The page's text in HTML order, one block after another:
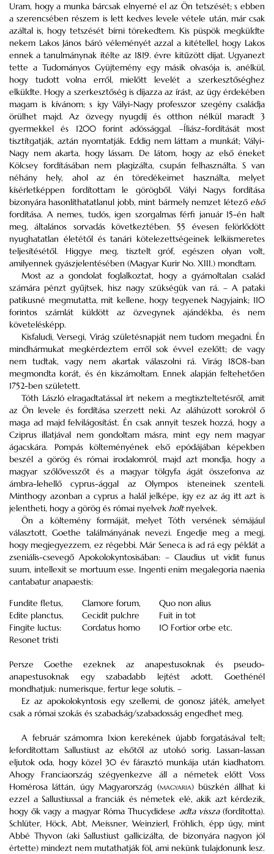
Uram, hogy a munka bárcsak elnyerné el az Ön tetszését; s ebben
a szerencsében részem is lett kedves levele vétele után, már csak
azáltal is, hogy tetszését bírni törekedtem. Kis püspök megküldte
nekem Lakos János báró véleményét azzal a kitétellel, hogy Lakos
ennek a tanulmánynak ítélte az 1819. évre kitűzött díjat. Ugyanezt
tette a Tudományos Gyüjtemény egy másik olvasója is, anélkül,
hogy tudott volna erről, mielőtt levelét a szerkesztőséghez
elküldte. Hogy a szerkesztőség is díjazza az írást, az ügy érdekében
magam is kívánom; s így Vályi-Nagy professzor szegény családja
örülhet majd. Az özvegy nyugdíj és otthon nélkül maradt 3
gyermekkel és 1200 forint adóssággal. –Íliász-fordítását most
tisztítgatják, aztán nyomtatják. Eddig nem láttam a munkát; Vályi-
Nagy nem akarta, hogy lássam. De látom, hogy az első éneket
Kölcsey fordításában nem plagizálta, csupán felhasználta. S van
néhány hely, ahol az én töredékeimet használta, melyet
kísérletképpen fordítottam le görögből. Vályi Nagys fordítása
bizonyára hasonlíthatatlanul jobb, mint bármely nemzet létező első
fordítása. A nemes, tudós, igen szorgalmas férfi január 15-én halt
meg, általános sorvadás következtében. 55 évesen felörlődött
nyughatatlan életétől és tanári kötelezettségeinek lelkiismeretes
teljesítésétől. Higgye meg, tisztelt gróf, egészen olyan volt,
amilyennek gyászjelentésében (Magyar Kurir No. XIII.) mondtam.
Most az a gondolat foglalkoztat, hogy a gyámoltalan család
számára pénzt gyűjtsek, hisz nagy szükségük van rá. – A pataki
patikusné megmutatta, mit kellene, hogy tegyenek Nagyjaink; 110
forintos számlát küldött az özvegynek ajándékba, és nem
követelésképp.
Kisfaludi, Versegi, Virág születésnapját nem tudom megadni. Én
mindhármukat megkérdeztem erről sok évvel ezelőtt; de vagy
nem tudtak, vagy nem akartak válaszolni rá. Virág 1808-ban
megmondta korát, és én kiszámoltam. Ennek alapján feltehetően
1752-ben született.
Tóth László elragadtatással írt nekem a megtiszteltetésről, amit
az Ön levele és fordítása szerzett neki. Az aláhúzott sorokról ő
maga ad majd felvilágosítást. Én csak annyit teszek hozzá, hogy a
Cziprus illatjával nem gondoltam másra, mint egy nem magyar
ágacskára. Pompás költeményének első epódájában képekben
beszél a görög és római irodalomról, majd azt mondja, hogy a
magyar szőlővesszőt és a magyar tölgyfa ágát összefonva az
ámbra-lehellő cyprus-ággal az Olympos isteneinek szenteli.
Minthogy azonban a cyprus a halál jelképe, így ez az ág itt azt is
jelentheti, hogy a görög és római nyelvek holtnyelvek.
Ön a költemény formáját, melyet Tóth versének sémájául
választott, Goethe találmányának nevezi. Engedje meg a megj,
hogy megjegyezzem, ez régebbi. Már Seneca is ad rá egy példát a
zseniális-csevegő Apokolokyntosisában: – Claudius ut vidit funus
suum, intellexit se mortuum esse. Ingenti enim megalegoria naenia
cantabatur anapaestis:
Fundite fletus,
Edite planctus,
Fingite luctus:
Resonet tristi
Clamore forum,
Cecidit pulchre
Cordatus homo
Quo non alius
Fuit in tot
10 Fortior orbe etc.
Persze Goethe ezeknek az anapestusoknak és pseudo-
anapestusoknak egy szabadabb lejtést adott. Goethénél
mondhatjuk: numerisque, fertur lege solutis. –
Ez az apokolokyntosis egy szellemi, de gonosz játék, amelyet
csak a római szokás és szabadság/szabadosság engedhet meg.
A február számomra Ixion kerekének újabb forgatásával telt;
lefordítottam Sallustiust az elsőtől az utolsó sorig. Lassan-lassan
eljutok oda, hogy közel 30 év fárasztó munkája után kiadhatom.
Ahogy Franciaország szégyenkezve áll a németek előtt Voss
Homérosa láttán, úgy Magyarország (magyaria) büszkén állhat ki
ezzel a Sallustiussal a franciák és németek elé, akik azt kérdezik,
hogy ők vagy a magyar Róma Thucydidese adta vissza(fordította).
Schlüter, Höck, Abt, Meissner, Weinzierl, Fröhlich, épp úgy, mint
Abbé Thyvon (aki Sallustiust gallicizálta, de bizonyára nagyon jól
értette) mindezt nem mutathatják föl, ami nekünk tulajdonunk lesz.